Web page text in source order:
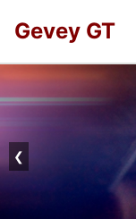
Gevey GT
❮